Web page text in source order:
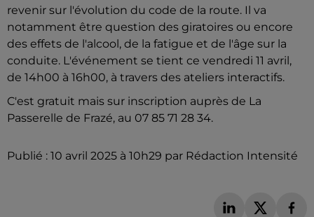
revenir sur l'évolution du code de la route. Il va
notamment être question des giratoires ou encore
des effets de l'alcool, de la fatigue et de l'âge sur la
conduite. L'événement se tient ce vendredi 11 avril,
de 14h00 à 16h00, à travers des ateliers interactifs.
C'est gratuit mais sur inscription auprès de La
Passerelle de Frazé, au 07 85 71 28 34.
Publié : 10 avril 2025 à 10h29 par Rédaction Intensité